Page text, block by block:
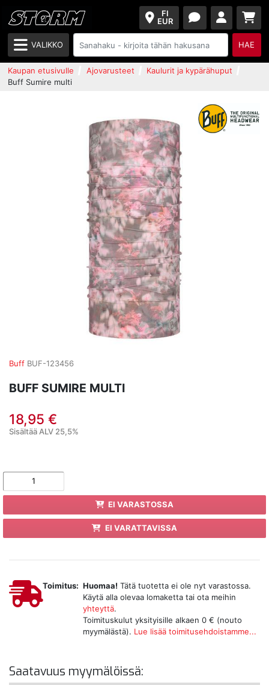
FI
EUR
VALIKKO HAE
Kaupan etusivulle Ajovarusteet
Kaulurit ja kypärähuput
Buff Sumire multi
Buff BUF-123456
BUFF SUMIRE MULTI
18,95 €
Sisältää ALV 25,5%
EI VARASTOSSA
EI VARATTAVISSA
Toimitus: Huomaa! Tätä tuotetta ei ole nyt varastossa.
Käytä alla olevaa lomaketta tai ota meihin
yhteyttä.
Toimituskulut yksityisille alkaen 0 € (nouto
myymälästä). Lue lisää toimitusehdoistamme...
Saatavuus myymälöissä: